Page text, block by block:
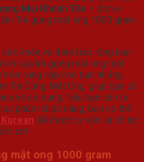
Mại Khánh Tân – đơn vị
Trà gừng mật ong 1000 gram
khỏe và đảm bảo rằng bạn
của trà gừng mật ong một
trên cung cấp cho bạn những
Trà Gừng Mật Ong, giúp bạn có
và sử dụng. Nếu bạn cần tư
phẩm chức năng, bạn có thể
để được tư vấn và hỗ trợ
ơn!
mật ong 1000 gram